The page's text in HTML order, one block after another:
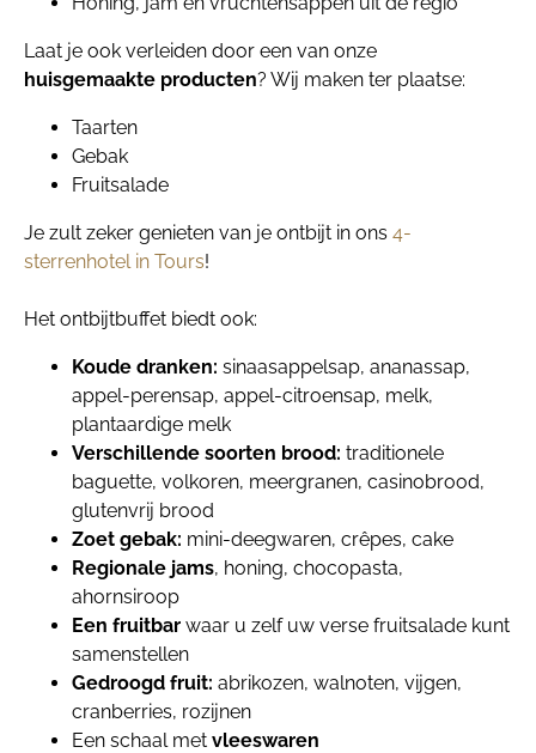
Laat je ook verleiden door een van onze
huisgemaakte producten? Wij maken ter plaatse:
Taarten
Gebak
Fruitsalade
Je zult zeker genieten van je ontbijt in ons 4-
sterrenhotel in Tours!
Het ontbijtbuffet biedt ook:
Koude dranken: sinaasappelsap, ananassap,
appel-perensap, appel-citroensap, melk,
plantaardige melk
Verschillende soorten brood: traditionele
baguette, volkoren, meergranen, casinobrood,
glutenvrij brood
Zoet gebak: mini-deegwaren, crêpes, cake
Regionale jams, honing, chocopasta,
ahornsiroop
Een fruitbar waar u zelf uw verse fruitsalade kunt
samenstellen
Gedroogd fruit: abrikozen, walnoten, vijgen,
cranberries, rozijnen
Een schaal met vleeswaren